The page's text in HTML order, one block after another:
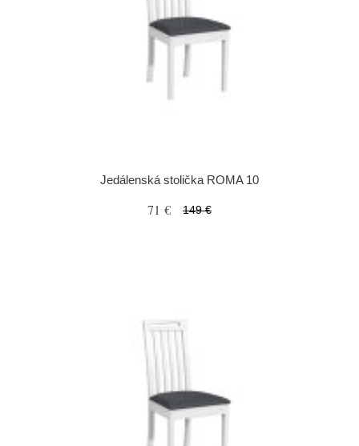
Jedálenská stolička ROMA 10
71 € 149 €